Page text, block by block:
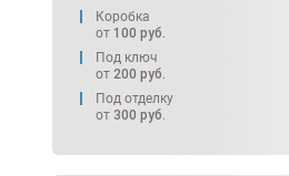
Коробка
от 100 руб.
Под ключ
от 200 руб.
Под отделку
от 300 руб.